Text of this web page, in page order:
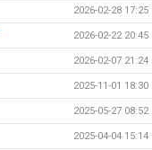
2026-02-28 17:25
2026-02-22 20:45
2026-02-07 21:24
2025-11-01 18:30
2025-05-27 08:52
2025-04-04 15:14